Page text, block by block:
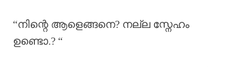
“നിന്റെ ആളെങ്ങനെ? നല്ല സ്നേഹം
ഉണ്ടൊ.? “